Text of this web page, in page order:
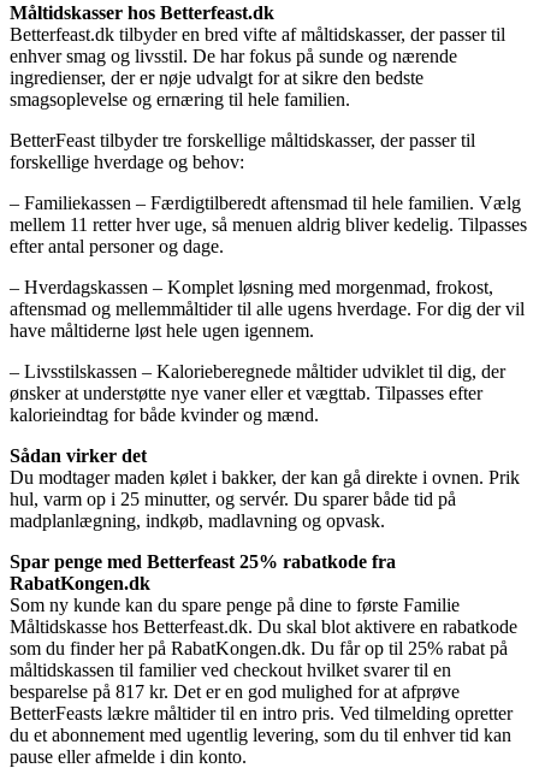
Måltidskasser hos Betterfeast.dk
Betterfeast.dk tilbyder en bred vifte af måltidskasser, der passer til
enhver smag og livsstil. De har fokus på sunde og nærende
ingredienser, der er nøje udvalgt for at sikre den bedste
smagsoplevelse og ernæring til hele familien.
BetterFeast tilbyder tre forskellige måltidskasser, der passer til
forskellige hverdage og behov:
– Familiekassen – Færdigtilberedt aftensmad til hele familien. Vælg
mellem 11 retter hver uge, så menuen aldrig bliver kedelig. Tilpasses
efter antal personer og dage.
– Hverdagskassen – Komplet løsning med morgenmad, frokost,
aftensmad og mellemmåltider til alle ugens hverdage. For dig der vil
have måltiderne løst hele ugen igennem.
– Livsstilskassen – Kalorieberegnede måltider udviklet til dig, der
ønsker at understøtte nye vaner eller et vægttab. Tilpasses efter
kalorieindtag for både kvinder og mænd.
Sådan virker det
Du modtager maden kølet i bakker, der kan gå direkte i ovnen. Prik
hul, varm op i 25 minutter, og servér. Du sparer både tid på
madplanlægning, indkøb, madlavning og opvask.
Spar penge med Betterfeast 25% rabatkode fra
RabatKongen.dk
Som ny kunde kan du spare penge på dine to første Familie
Måltidskasse hos Betterfeast.dk. Du skal blot aktivere en rabatkode
som du finder her på RabatKongen.dk. Du får op til 25% rabat på
måltidskassen til familier ved checkout hvilket svarer til en
besparelse på 817 kr. Det er en god mulighed for at afprøve
BetterFeasts lækre måltider til en intro pris. Ved tilmelding opretter
du et abonnement med ugentlig levering, som du til enhver tid kan
pause eller afmelde i din konto.